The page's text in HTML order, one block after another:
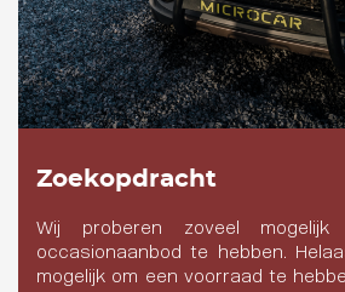
Zoekopdracht
Wij proberen zoveel
occasionaanbod te hebben.
mogelijk om een voorraad te